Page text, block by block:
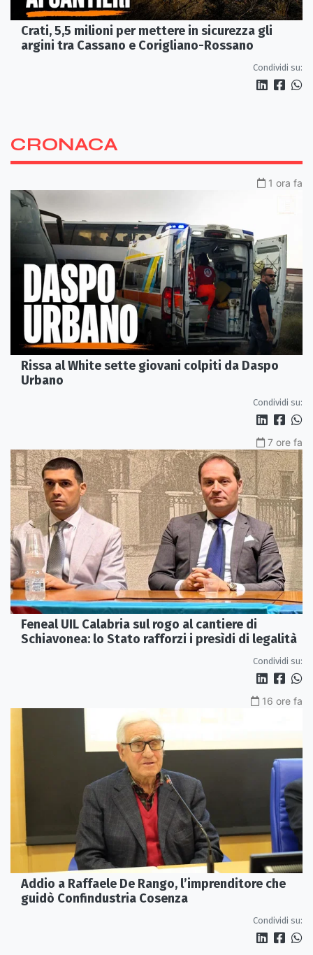
Crati, 5,5 milioni per mettere in sicurezza gli
argini tra Cassano e Corigliano-Rossano
Condividi su:
CRONACA
1 ora fa
Rissa al White sette giovani colpiti da Daspo
Urbano
Condividi su:
7 ore fa
Feneal UIL Calabria sul rogo al cantiere di
Schiavonea: lo Stato rafforzi i presìdi di legalità
Condividi su:
16 ore fa
Addio a Raffaele De Rango, l’imprenditore che
guidò Confindustria Cosenza
Condividi su: